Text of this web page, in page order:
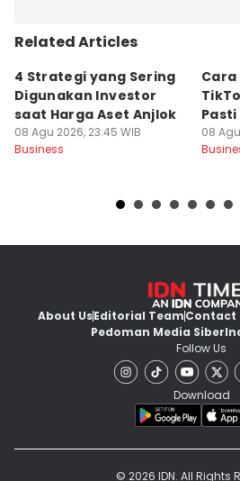
Related Articles
4 Strategi yang Sering
Digunakan Investor
saat Harga Aset Anjlok
08 Agu 2026, 23:45 WIB
Business
Cara
08
About UsEditorial TeamContact
Pedoman Media Siber
Follow Us
Download
© 2026 IDN. All Rights